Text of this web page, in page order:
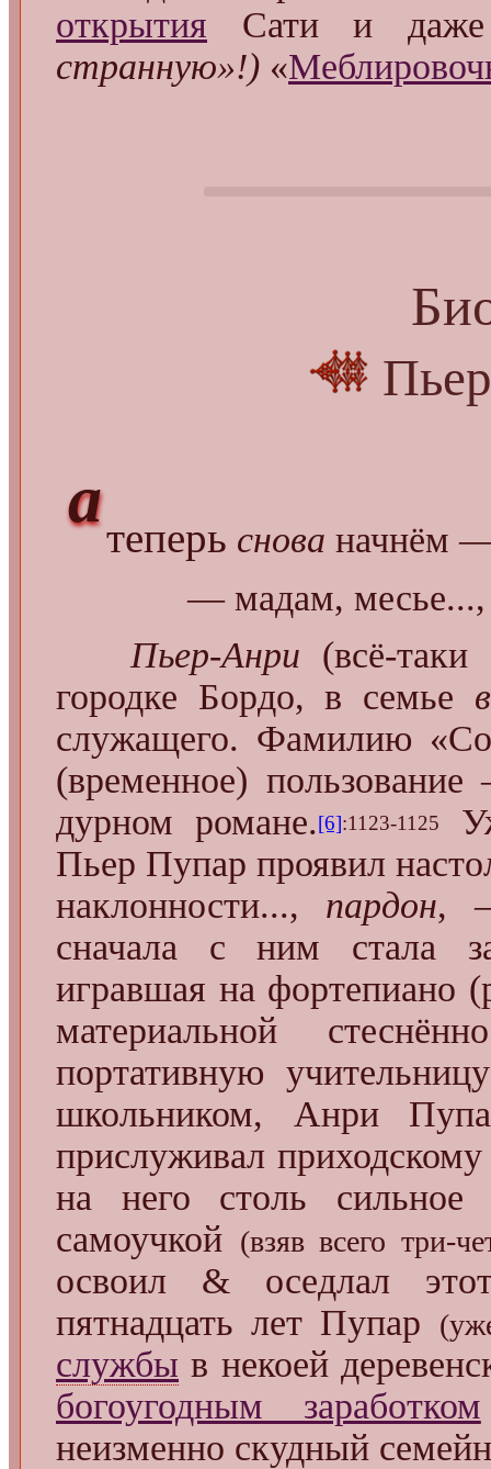
открытия Сати и
странную»!) «
атеперь снова начнём
— мадам, месье...,
Пьер-Анри (всё-
городке Бордо, в семье
служащего. Фамилию
(временное)
дурном романе.[6]:1123-1125
Пьер Пупар проявил
наклонности..., пардон,
сначала с ним стала
игравшая на фортепиано
материальной
портативную
школьником, Анри
прислуживал
на него столь сильное
самоучкой (взяв всего три-
освоил & оседлал
пятнадцать лет Пупар
службы в некоей
богоугодным заработком
неизменно скудный